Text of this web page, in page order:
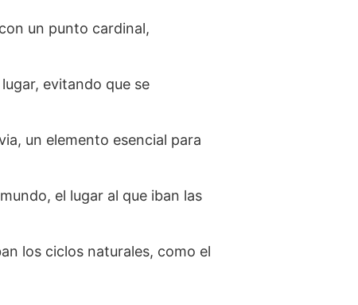
un punto cardinal,
evitando que se
un elemento esencial para
el lugar al que iban las
los ciclos naturales, como el